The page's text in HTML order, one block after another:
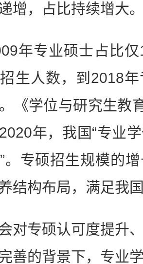
增，占比持续增大
专业硕士占比仅
生人数，到2018
《学位与研究生教
年，我国“专业
。专硕招生规模的
结构布局，满足我
专硕认可度提升、
善的背景下，专业